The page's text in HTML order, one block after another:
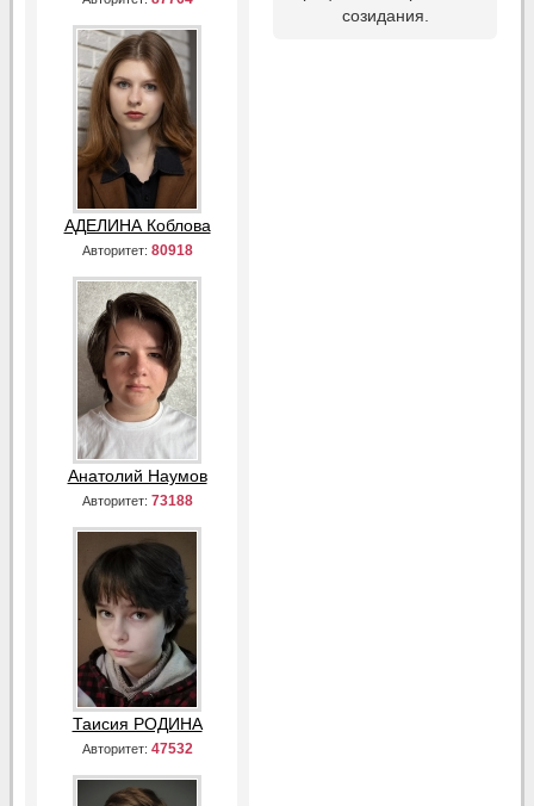
АДЕЛИНА Коблова
Авторитет: 80918
Анатолий Наумов
Авторитет: 73188
Таисия РОДИНА
Авторитет: 47532
созидания.